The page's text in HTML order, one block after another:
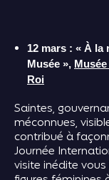
12 mars : « À
Musée »,
Roi
Saintes,
méconnues,
contribué à
Journée
visite inédite